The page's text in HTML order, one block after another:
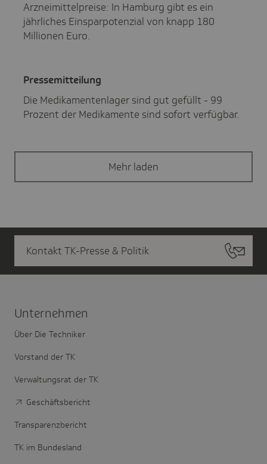
Arzneimittelpreise: In Hamburg gibt es ein
jährliches Einsparpotenzial von knapp 180
Millionen Euro.
Pres­se­mit­tei­lung
Die Medikamentenlager sind gut gefüllt - 99
Prozent der Medikamente sind sofort verfügbar.
Mehr laden
Kontakt TK-Presse & Politik
Unter­nehmen
Über Die Techniker
Vorstand der TK
Verwaltungsrat der TK
Geschäftsbericht
Transparenzbericht
TK im Bundesland